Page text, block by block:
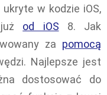
w kodzie iOS,
od iOS 8. Jak
za pomocą
Najlepsze jest
dostosować do